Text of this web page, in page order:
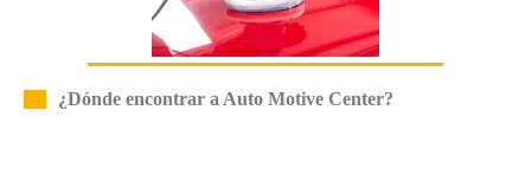
¿Dónde encontrar a Auto Motive Center?